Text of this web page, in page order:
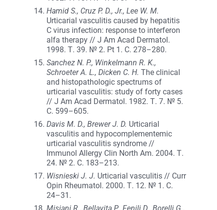
Hamid S., Cruz P. D., Jr., Lee W. M.
Urticarial vasculitis caused by hepatitis
C virus infection: response to interferon
alfa therapy // J Am Acad Dermatol.
1998. Т. 39. № 2. Pt 1. С. 278–280.
Sanchez N. P., Winkelmann R. K.,
Schroeter A. L., Dicken C. H. The clinical
and histopathologic spectrums of
urticarial vasculitis: study of forty cases
// J Am Acad Dermatol. 1982. Т. 7. № 5.
С. 599–605.
Davis M. D., Brewer J. D. Urticarial
vasculitis and hypocomplementemic
urticarial vasculitis syndrome //
Immunol Allergy Clin North Am. 2004. Т.
24. № 2. С. 183–213.
Wisnieski J. J. Urticarial vasculitis // Curr
Opin Rheumatol. 2000. Т. 12. № 1. С.
24–31.